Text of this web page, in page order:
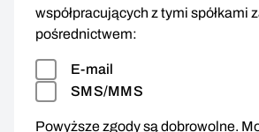
współpracujących z tymi spółkami
pośrednictwem:
E-mail
SMS/MMS
Powyższe zgody są dobrowolne.